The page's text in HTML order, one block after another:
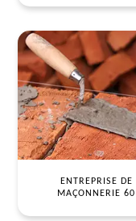
ENTREPRISE DE
MAÇONNERIE 60